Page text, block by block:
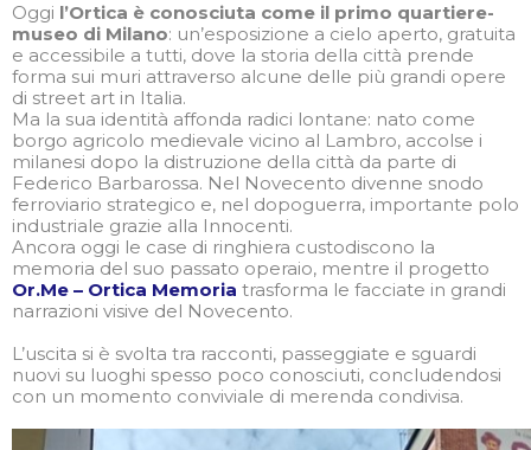
Oggi l’Ortica è conosciuta come il primo quartiere-
museo di Milano: un’esposizione a cielo aperto, gratuita
e accessibile a tutti, dove la storia della città prende
forma sui muri attraverso alcune delle più grandi opere
di street art in Italia.
Ma la sua identità affonda radici lontane: nato come
borgo agricolo medievale vicino al Lambro, accolse i
milanesi dopo la distruzione della città da parte di
Federico Barbarossa. Nel Novecento divenne snodo
ferroviario strategico e, nel dopoguerra, importante polo
industriale grazie alla Innocenti.
Ancora oggi le case di ringhiera custodiscono la
memoria del suo passato operaio, mentre il progetto
Or.Me – Ortica Memoria trasforma le facciate in grandi
narrazioni visive del Novecento.
L’uscita si è svolta tra racconti, passeggiate e sguardi
nuovi su luoghi spesso poco conosciuti, concludendosi
con un momento conviviale di merenda condivisa.